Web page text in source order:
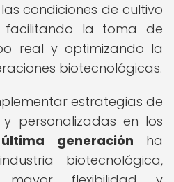
condiciones de cultivo
la toma de
real y optimizando la
biotecnológicas.
estrategias de
personalizadas en los
generación ha
biotecnológica,